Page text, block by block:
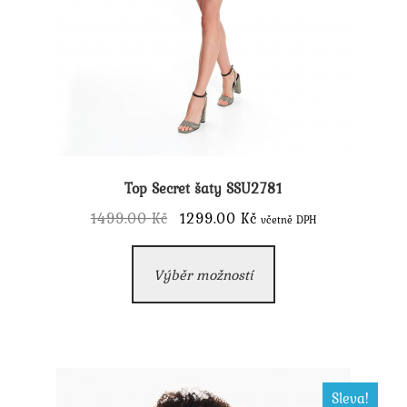
Top Secret šaty SSU2781
1499.00Kč
Původní
cena
byla:
1299.00KčAktuální
cena
včetně DPH
Výběr možností
má
Možnosti
Sleva!